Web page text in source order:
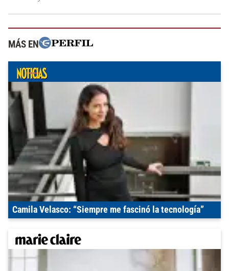
MÁS EN
Camila Velasco: “Siempre me fascinó la tecnología”